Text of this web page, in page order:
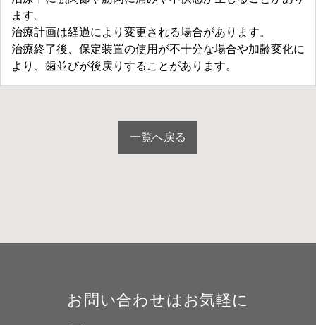
ます。
治療計画は経過により変更される場合があります。
治療終了後、保定装置の使用が不十分な場合や加齢変化に
より、歯並びが後戻りすることがあります。
一覧へ戻る
お問い合わせはお気軽に